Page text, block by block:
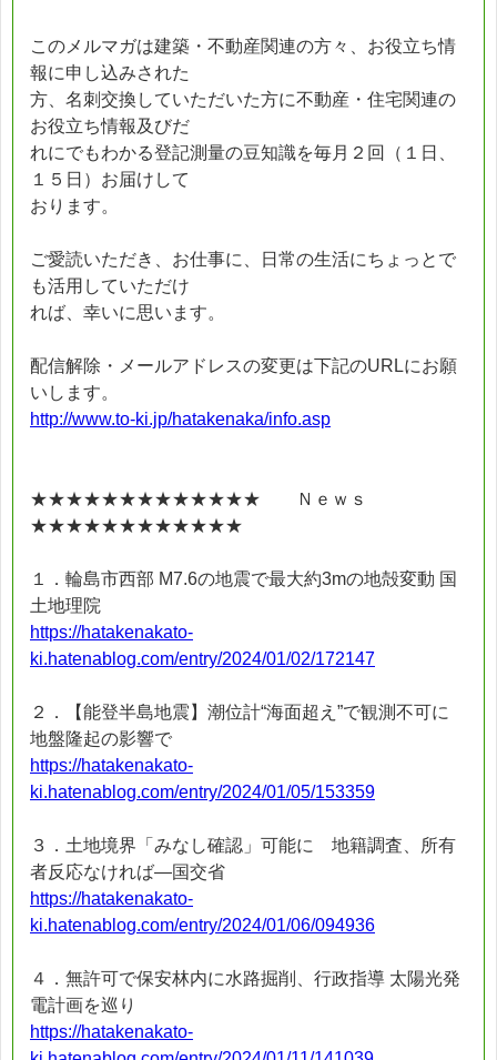
このメルマガは建築・不動産関連の方々、お役立ち情
報に申し込みされた
方、名刺交換していただいた方に不動産・住宅関連の
お役立ち情報及びだ
れにでもわかる登記測量の豆知識を毎月２回（１日、
１５日）お届けして
おります。
ご愛読いただき、お仕事に、日常の生活にちょっとで
も活用していただけ
れば、幸いに思います。
配信解除・メールアドレスの変更は下記のURLにお願
いします。
http://www.to-ki.jp/hatakenaka/info.asp
★★★★★★★★★★★★★ Ｎｅｗｓ
★★★★★★★★★★★★
１．輪島市西部 M7.6の地震で最大約3mの地殻変動 国
土地理院
https://hatakenakato-
ki.hatenablog.com/entry/2024/01/02/172147
２．【能登半島地震】潮位計“海面超え”で観測不可に
地盤隆起の影響で
https://hatakenakato-
ki.hatenablog.com/entry/2024/01/05/153359
３．土地境界「みなし確認」可能に 地籍調査、所有
者反応なければ―国交省
https://hatakenakato-
ki.hatenablog.com/entry/2024/01/06/094936
４．無許可で保安林内に水路掘削、行政指導 太陽光発
電計画を巡り
https://hatakenakato-